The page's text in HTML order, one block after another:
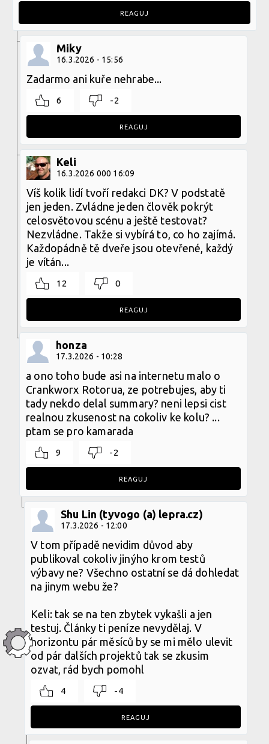
REAGUJ
Miky
16.3.2026 - 15:56
Zadarmo ani kuře nehrabe...
6 -2
REAGUJ
Keli
16.3.2026 000 16:09
Víš kolik lidí tvoří redakci DK? V podstatě
jen jeden. Zvládne jeden člověk pokrýt
celosvětovou scénu a ještě testovat?
Nezvládne. Takže si vybírá to, co ho zajímá.
Každopádně tě dveře jsou otevřené, každý
je vítán...
12 0
REAGUJ
honza
17.3.2026 - 10:28
a ono toho bude asi na internetu malo o
Crankworx Rotorua, ze potrebujes, aby ti
tady nekdo delal summary? neni lepsi cist
realnou zkusenost na cokoliv ke kolu? ...
ptam se pro kamarada
9 -2
REAGUJ
Shu Lin (tyvogo (a) lepra.cz)
17.3.2026 - 12:00
V tom případě nevidim důvod aby
publikoval cokoliv jinýho krom testů
výbavy ne? Všechno ostatní se dá dohledat
na jinym webu že?
Keli: tak se na ten zbytek vykašli a jen
testuj. Články ti peníze nevydělaj. V
horizontu pár měsíců by se mi mělo ulevit
od pár dalších projektů tak se zkusim
ozvat, rád bych pomohl
4 -4
REAGUJ